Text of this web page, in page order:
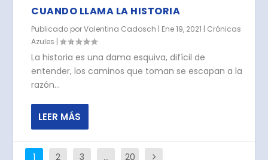
CUANDO LLAMA LA HISTORIA
Publicado porValentina Cadosch | Ene 19, 2021 | Crónicas
Azules |
La historia es una dama esquiva, difícil de
entender, los caminos que toman se escapan a la
razón...
LEER MÁS
1 2 3 … 20